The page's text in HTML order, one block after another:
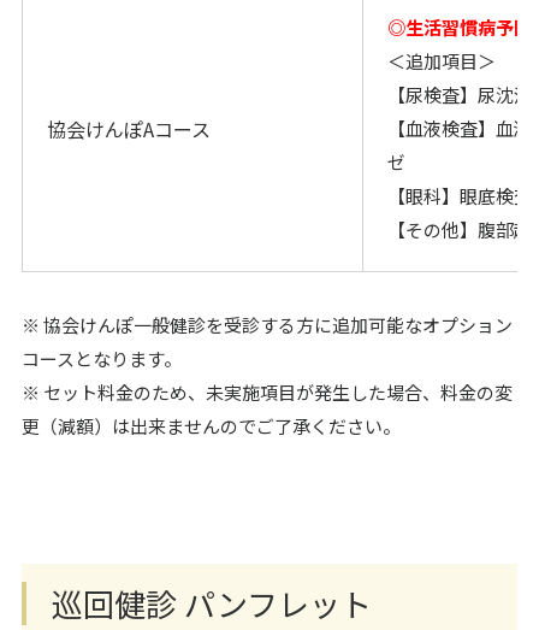
協会けんぽAコース
◎生活習慣病予防
＜追加項目＞
【尿検査】尿沈渣
【血液検査】血
ゼ
【眼科】眼底検
【その他】腹部
※ 協会けんぽ一般健診を受診する方に追加可能なオプション
コースとなります。
※ セット料金のため、未実施項目が発生した場合、料金の変
更（減額）は出来ませんのでご了承ください。
巡回健診 パンフレット